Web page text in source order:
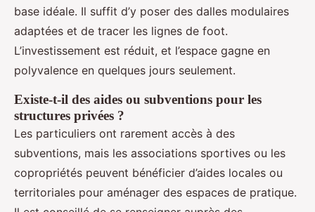
base idéale. Il suffit d’y poser des dalles modulaires
adaptées et de tracer les lignes de foot.
L’investissement est réduit, et l’espace gagne en
polyvalence en quelques jours seulement.
Existe-t-il des aides ou subventions pour les
structures privées ?
Les particuliers ont rarement accès à des
subventions, mais les associations sportives ou les
copropriétés peuvent bénéficier d’aides locales ou
territoriales pour aménager des espaces de pratique.